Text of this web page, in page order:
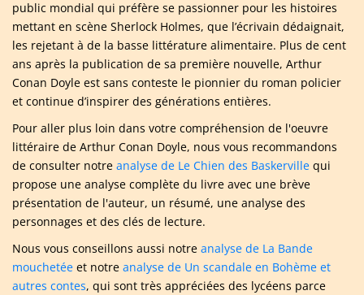
public mondial qui préfère se passionner pour les histoires
mettant en scène Sherlock Holmes, que l’écrivain dédaignait,
les rejetant à de la basse littérature alimentaire. Plus de cent
ans après la publication de sa première nouvelle, Arthur
Conan Doyle est sans conteste le pionnier du roman policier
et continue d’inspirer des générations entières.
Pour aller plus loin dans votre compréhension de l'oeuvre
littéraire de Arthur Conan Doyle, nous vous recommandons
de consulter notre analyse de Le Chien des Baskerville qui
propose une analyse complète du livre avec une brève
présentation de l'auteur, un résumé, une analyse des
personnages et des clés de lecture.
Nous vous conseillons aussi notre analyse de La Bande
mouchetée et notre analyse de Un scandale en Bohème et
autres contes, qui sont très appréciées des lycéens parce